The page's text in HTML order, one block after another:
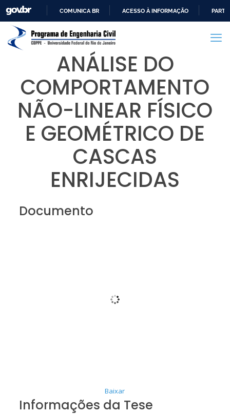
PARA
CONTEÚDO
COMUNICA BR ACESSO À INFORMAÇÃO
ANÁLISE DO
COMPORTAMENTO
NÃO-LINEAR FÍSICO
E GEOMÉTRICO DE
CASCAS
ENRIJECIDAS
Documento
Baixar
Informações da Tese